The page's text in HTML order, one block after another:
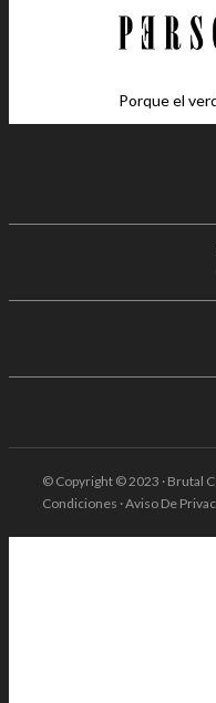
Porque el
© Copyright © 2023 · Brutal
Condiciones · Aviso De